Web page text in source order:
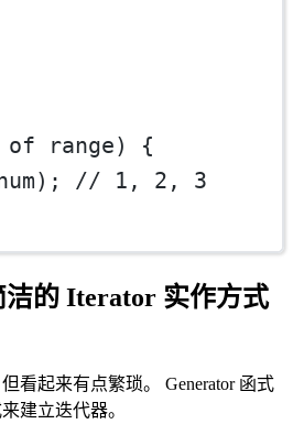
of range) {
// 1, 2, 3
的 Iterator 实作方式
看起来有点繁琐。 Generator 函式
建立迭代器。